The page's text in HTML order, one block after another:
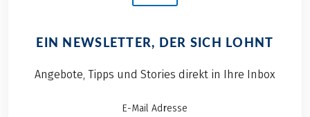
EIN NEWSLETTER, DER SICH LOHNT
Angebote, Tipps und Stories direkt in Ihre Inbox
E-Mail Adresse